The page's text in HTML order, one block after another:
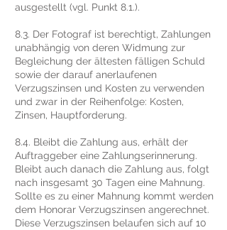
ausgestellt (vgl. Punkt 8.1.).
8.3. Der Fotograf ist berechtigt, Zahlungen
unabhängig von deren Widmung zur
Begleichung der ältesten fälligen Schuld
sowie der darauf anerlaufenen
Verzugszinsen und Kosten zu verwenden
und zwar in der Reihenfolge: Kosten,
Zinsen, Hauptforderung.
8.4. Bleibt die Zahlung aus, erhält der
Auftraggeber eine Zahlungserinnerung.
Bleibt auch danach die Zahlung aus, folgt
nach insgesamt 30 Tagen eine Mahnung.
Sollte es zu einer Mahnung kommt werden
dem Honorar Verzugszinsen angerechnet.
Diese Verzugszinsen belaufen sich auf 10